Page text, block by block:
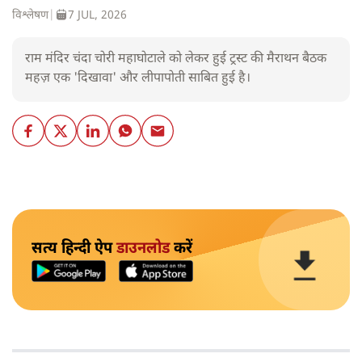
विश्लेषण| 7 JUL, 2026
राम मंदिर चंदा चोरी महाघोटाले को लेकर हुई ट्रस्ट की मैराथन बैठक
महज़ एक 'दिखावा' और लीपापोती साबित हुई है।
सत्य हिन्दी ऐपडाउनलोडकरें